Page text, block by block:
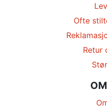
Ofte
Retur